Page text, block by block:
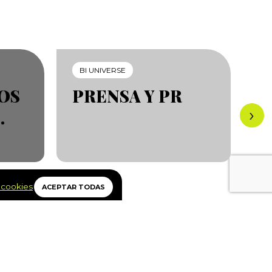
ACEPTAR TODAS
BI UNIVERSE
PRENSA Y PR
›